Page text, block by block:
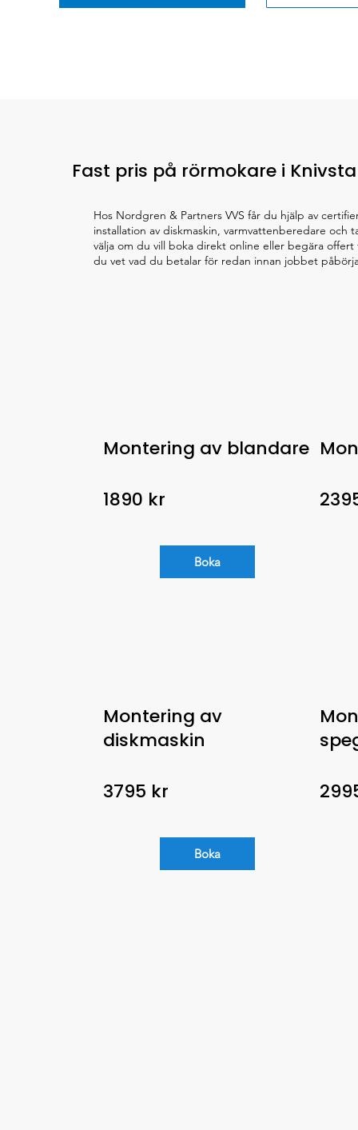
Fast pris på rörmokare i Knivsta
Hos Nordgren & Partners VVS får du hjälp av
installation av diskmaskin, varmvattenberedare
välja om du vill boka direkt online eller begära
du vet vad du betalar för redan innan jobbet
Montering av blandare
1890 kr
Boka
Montering av
diskmaskin
3795 kr
Boka